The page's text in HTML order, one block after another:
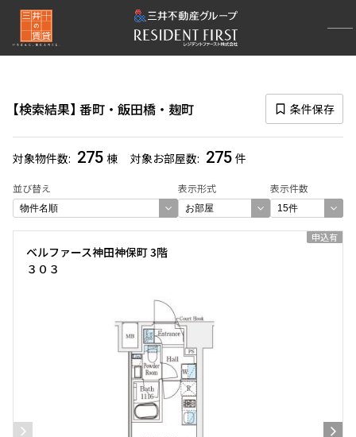
検索結果 番町・飯田橋・麹町 条件保存
対象物件数 275 棟 対象お部屋数 275 件
並び替え 表示形式 表示件数
再検索ナビゲーション
選択中のエリア
番町・飯田橋・麹町
(275)
選び方を変更する
275件
お部屋を再検索
ベルファース神田神保町 3階
３０３
申込有